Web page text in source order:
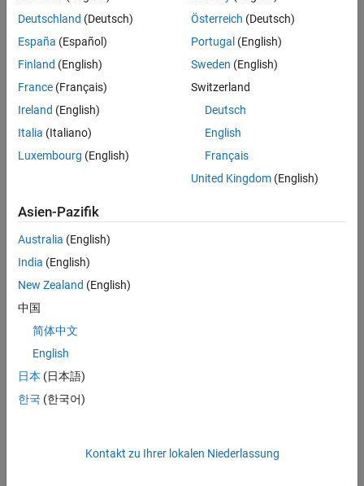
Variantenkonfigurationen
Wechseln von Konfigurationen zur Steuerung mehrerer
Variantenausführungen
Definieren von Beschränkungen zur Vermeidung ungültiger
Kombinationen
Verteilen und Wiederverwenden von Konfigurationen in Ihrem
ausgewählten Varianten in Ihrer Entwicklung enthält
Analysieren von Konfigurationen für Simulationszwecke und zur
Abdeckung der Codegenerierung
Übersicht über den Variant Manager
Verwaltung von Entwicklungsvarianten in Simulink
Deutschland (Deutsch)
España (Español)
Finland (English)
France (Français)
Ireland (English)
Italia (Italiano)
Luxembourg (English)
Österreich (Deutsch)
Portugal (English)
Sweden (English)
Switzerland
Deutsch
English
Français
United Kingdom(English)
Asien-Pazifik
Australia (English)
India (English)
New Zealand (English)
中国
简体中文
English
日本 (日本語)
한국 (한국어)
Kontakt zu Ihrer lokalen Niederlassung